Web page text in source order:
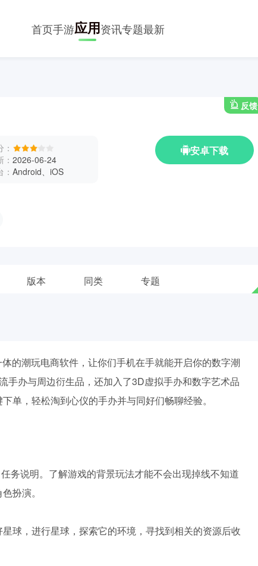
首页手游应用资讯专题最新
反馈
： 2026-06-24
Android、iOS
安卓下载
版本 同类 专题
的潮玩电商软件，让你们手机在手就能开启你的数字潮
手办与周边衍生品，还加入了3D虚拟手办和数字艺术品
单，轻松淘到心仪的手办并与同好们畅聊经验。
务说明。了解游戏的背景玩法才能不会出现掉线不知道
扮演。
球，进行星球，探索它的环境，寻找到相关的资源后收